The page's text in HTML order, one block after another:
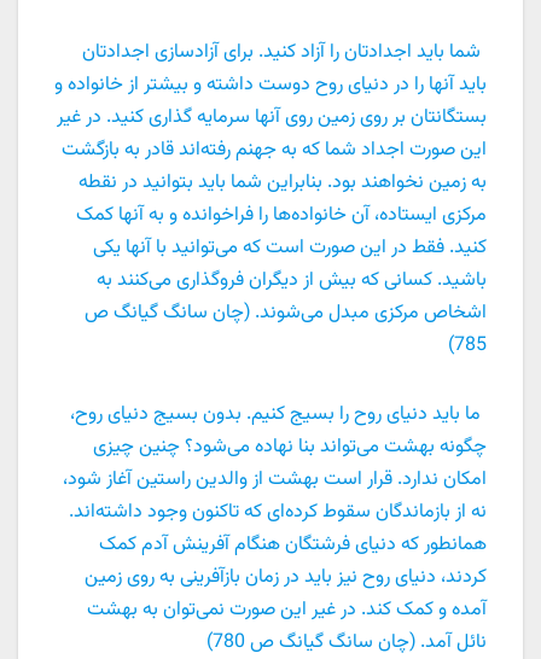
شما باید اجدادتان را آزاد کنید. برای آزادسازی اجدادتان
باید آنها را در دنیای روح دوست داشته و بیشتر از خانواده و
بستگانتان بر روی زمین روی آنها سرمایه گذاری کنید. در غیر
این صورت اجداد شما که به جهنم رفته‌اند قادر به بازگشت
به زمین نخواهند بود. بنابراین شما باید بتوانید در نقطه
مرکزی ایستاده، آن خانواده‌ها را فراخوانده و به آنها کمک
کنید. فقط در این صورت است که می‌توانید با آنها یکی
باشید. کسانی که بیش از دیگران فروگذاری می‌کنند به
اشخاص مرکزی مبدل می‌شوند. (چان سانگ گیانگ ص
785)
ما باید دنیای روح را بسیج کنیم. بدون بسیج دنیای روح،
چگونه بهشت می‌تواند بنا نهاده می‌شود؟ چنین چیزی
امکان ندارد. قرار است بهشت از والدین راستین آغاز شود،
نه از بازماندگان سقوط کرده‌ای که تاکنون وجود داشته‌اند.
همانطور که دنیای فرشتگان هنگام آفرینش آدم کمک
کردند، دنیای روح نیز باید در زمان بازآفرینی به روی زمین
آمده و کمک کند. در غیر این صورت نمی‌توان به بهشت
نائل آمد. (چان سانگ گیانگ ص 780)